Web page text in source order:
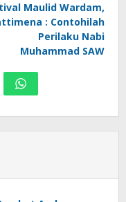
Maulid Wardam,
: Contohilah
Perilaku Nabi
Muhammad SAW